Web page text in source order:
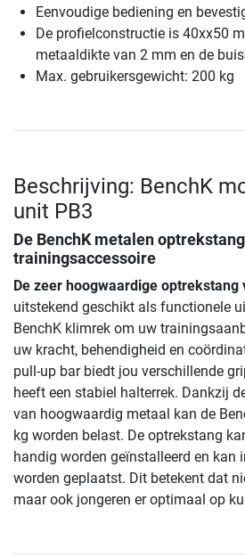
Eenvoudige bediening en
De profielconstructie is 40xx50
metaaldikte van 2 mm en de
Max. gebruikersgewicht: 200 kg
Beschrijving: BenchK
unit PB3
De BenchK metalen
trainingsaccessoire
De zeer hoogwaardige optrekstang
uitstekend geschikt als functionele
BenchK klimrek om uw
uw kracht, behendigheid en
pull-up bar biedt jou verschillende
heeft een stabiel halterrek. Dankzij
van hoogwaardig metaal kan de
kg worden belast. De optrekstang
handig worden geïnstalleerd en kan
worden geplaatst. Dit betekent dat
maar ook jongeren er optimaal op